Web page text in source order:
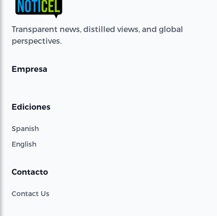
Transparent news, distilled views, and global
perspectives.
Empresa
Ediciones
Spanish
English
Contacto
Contact Us